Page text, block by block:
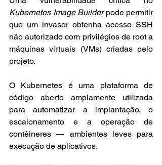
Kubernetes Image Builder pode permitir
que um invasor obtenha acesso SSH
não autorizado com privilégios de root a
máquinas virtuais (VMs) criadas pelo
projeto.
O Kubernetes é uma plataforma de
código aberto amplamente utilizada
para automatizar a implantação, o
escalonamento e a operação de
contêineres — ambientes leves para
execução de aplicativos.